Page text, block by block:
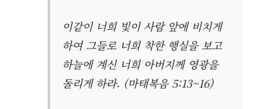
이같이 너희 빛이 사람 앞에 비치게
하여 그들로 너희 착한 행실을 보고
하늘에 계신 너희 아버지께 영광을
돌리게 하라. (마태복음 5:13~16)